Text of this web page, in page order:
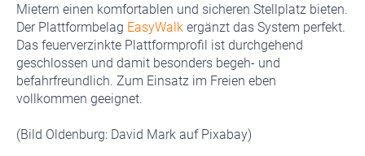
Mietern einen komfortablen und sicheren Stellplatz bieten.
Der Plattformbelag EasyWalk ergänzt das System perfekt.
Das feuerverzinkte Plattformprofil ist durchgehend
geschlossen und damit besonders begeh- und
befahrfreundlich. Zum Einsatz im Freien eben
vollkommen geeignet.
(Bild Oldenburg: David Mark auf Pixabay)